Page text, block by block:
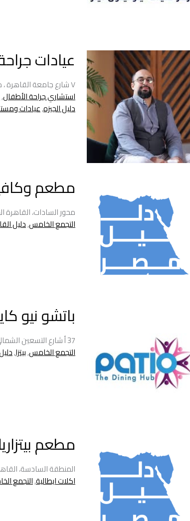
عيادات
٧ شارع جامعة القاهرة ، ميدان الجيزة (الدور الاول)
استشاري جراحة الأطفال,
دليل الجيزه,عيادات
مطعم
محور السادات، القاهرة
التجمع الخامس,دليل
باتشو نيو
37 أ شارع التسعين الشمالى، القاهرة الجديدة، القاهرة امام سيتى بنك
التجمع الخامس,بيتزا,
مطعم
المنطقة السادسة،
اكلات ايطالية,التجمع